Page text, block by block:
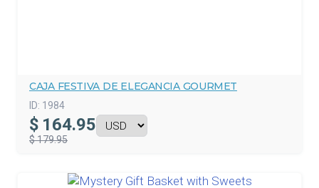
CAJA FESTIVA DE ELEGANCIA GOURMET
ID: 1984
$ 164.95
$ 179.95